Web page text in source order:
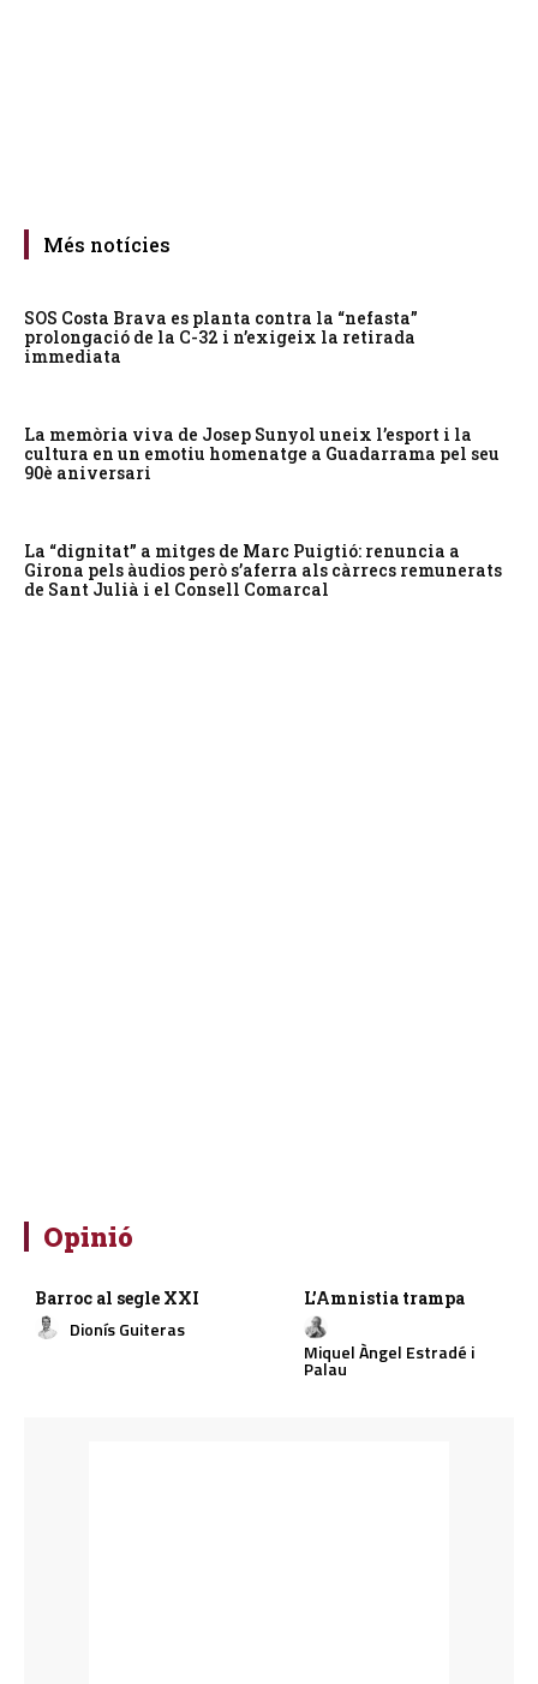
Més notícies
SOS Costa Brava es planta contra la “nefasta”
prolongació de la C-32 i n’exigeix la retirada
immediata
La memòria viva de Josep Sunyol uneix l’esport i la
cultura en un emotiu homenatge a Guadarrama pel seu
90è aniversari
La “dignitat” a mitges de Marc Puigtió: renuncia a
Girona pels àudios però s’aferra als càrrecs remunerats
de Sant Julià i el Consell Comarcal
Opinió
Barroc al segle XXI
Dionís Guiteras
L’Amnistia trampa
Miquel Àngel Estradé i
Palau